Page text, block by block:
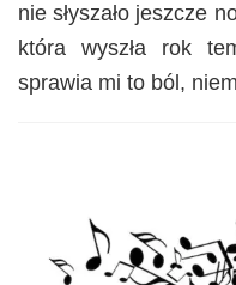
nie słyszało jeszcze
która wyszła rok
sprawia mi to ból,